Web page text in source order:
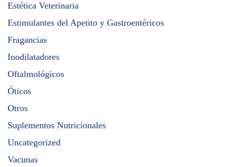
Estética Veterinaria
Estimulantes del Apetito y Gastroentéricos
Fragancias
Inodilatadores
Oftalmológicos
Óticos
Otros
Suplementos Nutricionales
Uncategorized
Vacunas